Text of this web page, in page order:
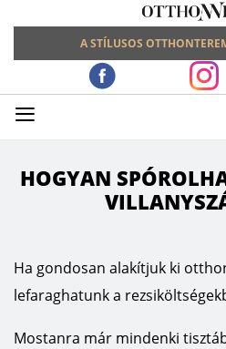
A STÍLUSOS
≡
HOGYAN
Ha gondosan alakítjuk ki
lefaraghatunk a
Mostanra már mindenki